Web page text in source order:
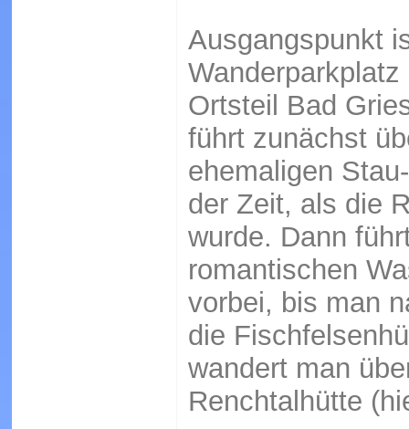
Ausgangspunkt
Wanderparkplatz
Ortsteil Bad
führt zunächst
ehemaligen
der Zeit, als die
wurde. Dann
romantischen
vorbei, bis man
die
wandert man
Renchtalhütte